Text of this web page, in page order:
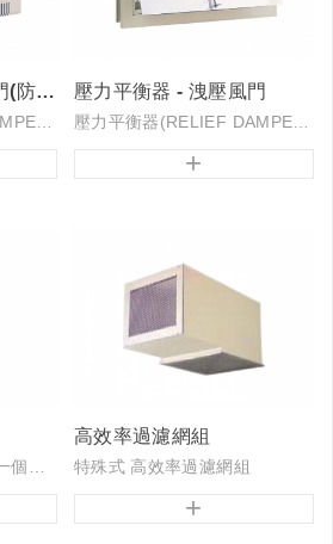
壓力平衡器 - 洩壓風門(防蟲網) 壓力平衡器 - 洩壓風門
+
高效率過濾網組
特殊式 高效率過濾網組
特點： ◎ 輕薄精巧易於安裝不佔空間
+